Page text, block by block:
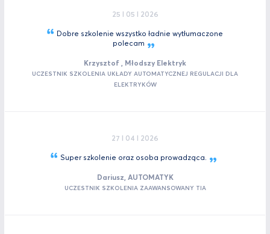
25 I 05 I 2026
Dobre szkolenie wszystko ładnie wytłumaczone
polecam
Krzysztof , Młodszy Elektryk
UCZESTNIK SZKOLENIA UKŁADY AUTOMATYCZNEJ REGULACJI DLA
ELEKTRYKÓW
27 I 04 I 2026
Super szkolenie oraz osoba prowadząca.
Dariusz, AUTOMATYK
UCZESTNIK SZKOLENIA ZAAWANSOWANY TIA